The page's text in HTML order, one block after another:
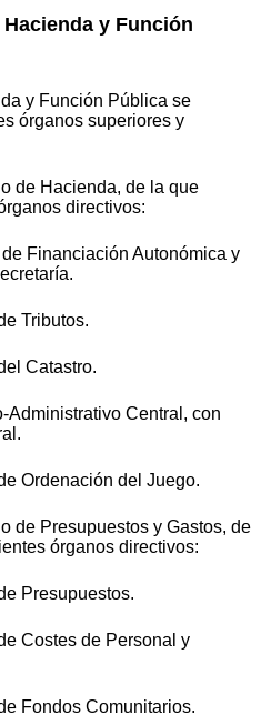
y Función
y Función Pública se
órganos superiores y
de Hacienda, de la que
directivos:
Financiación Autonómica y
Tributos.
Catastro.
Administrativo Central, con
Ordenación del Juego.
de Presupuestos y Gastos, de
órganos directivos:
Presupuestos.
Costes de Personal y
Fondos Comunitarios.